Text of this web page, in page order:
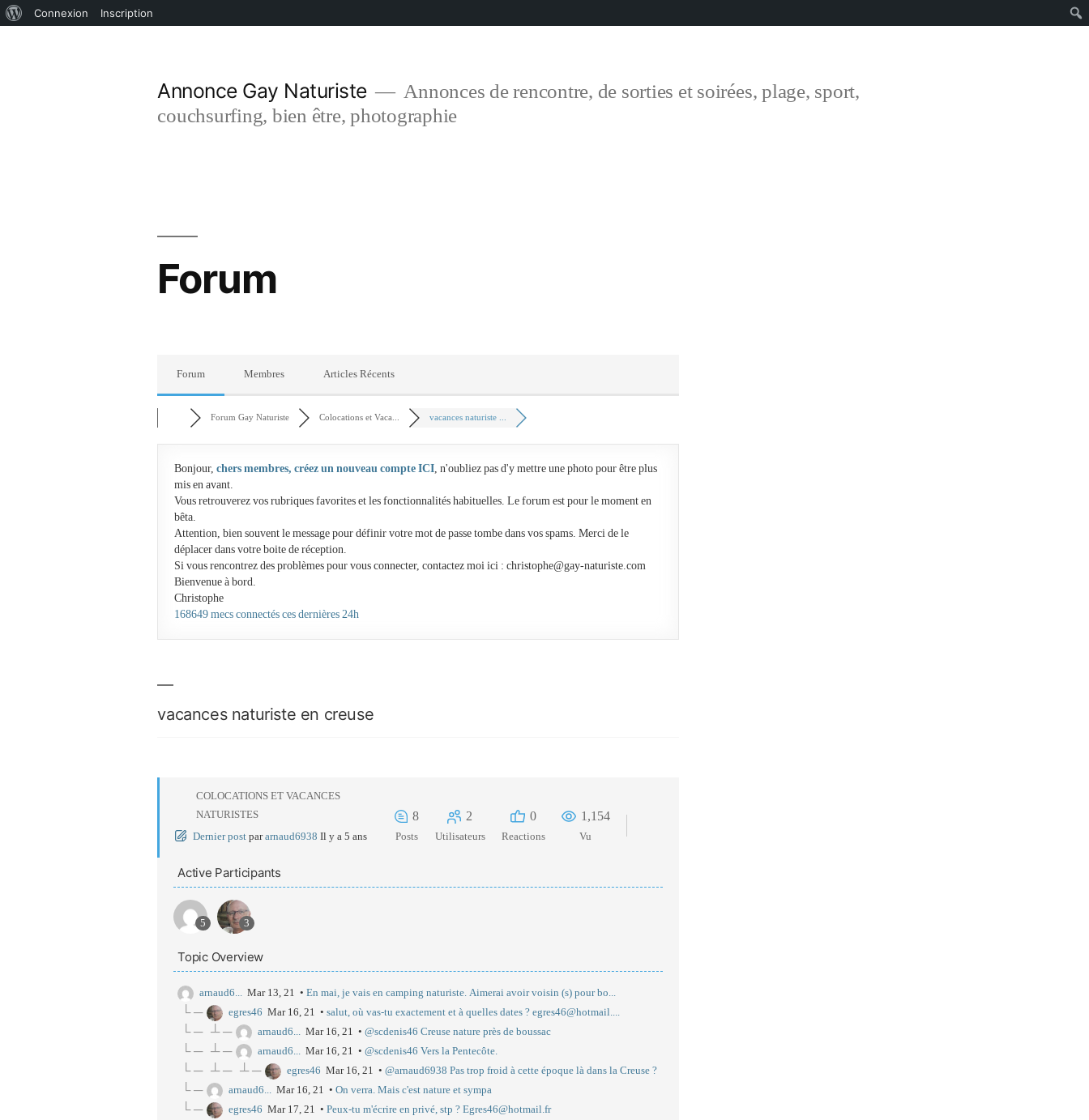
Connexion Inscription
Annonce Gay Naturiste
Annonces de rencontre, de sorties et soirées, plage, sport,
couchsurfing, bien être, photographie
Forum
Forum Membres Articles Récents
Forum Gay Naturiste Colocations et Vaca... vacances naturiste ...
Bonjour,chers membres, créez un nouveau compte ICI, n'oubliez pas d'y mettre une photo pour être plus
mis en avant.
Vous retrouverez vos rubriques favorites et les fonctionnalités habituelles. Le forum est pour le moment en
bêta.
Attention, bien souvent le message pour définir votre mot de passe tombe dans vos spams. Merci de le
déplacer dans votre boite de réception.
Si vous rencontrez des problèmes pour vous connecter, contactez moi ici : christophe@gay-naturiste.com
Bienvenue à bord.
Christophe
168649 mecs connectés ces dernières 24h
vacances naturiste en creuse
COLOCATIONS ET VACANCES
NATURISTES
Dernier post pararnaud6938 Il y a 5 ans
8
Posts
2
Utilisateurs
0
Reactions
1,154
Vu
Active Participants
5 3
Topic Overview
arnaud6... Mar 13, 21 •En mai, je vais en camping naturiste. Aimerai avoir voisin (s) pour bo...
└ ─ egres46 Mar 16, 21 •salut, où vas-tu exactement et à quelles dates ? egres46@hotmail....
└ ─ ┴ ─ arnaud6... Mar 16, 21 •@scdenis46 Creuse nature près de boussac
└ ─ ┴ ─ arnaud6... Mar 16, 21 •@scdenis46 Vers la Pentecôte.
└ ─ ┴ ─ ┴ ─ egres46 Mar 16, 21 •@arnaud6938 Pas trop froid à cette époque là dans la Creuse ?
└ ─ arnaud6... Mar 16, 21 •On verra. Mais c'est nature et sympa
└ ─ egres46 Mar 17, 21 •Peux-tu m'écrire en privé, stp ? Egres46@hotmail.fr